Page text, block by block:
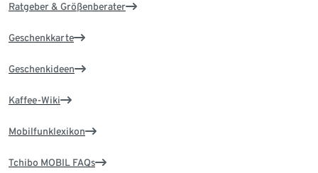
Ratgeber & Größenberater
Geschenkkarte
Geschenkideen
Kaffee-Wiki
Mobilfunklexikon
Tchibo MOBIL FAQs